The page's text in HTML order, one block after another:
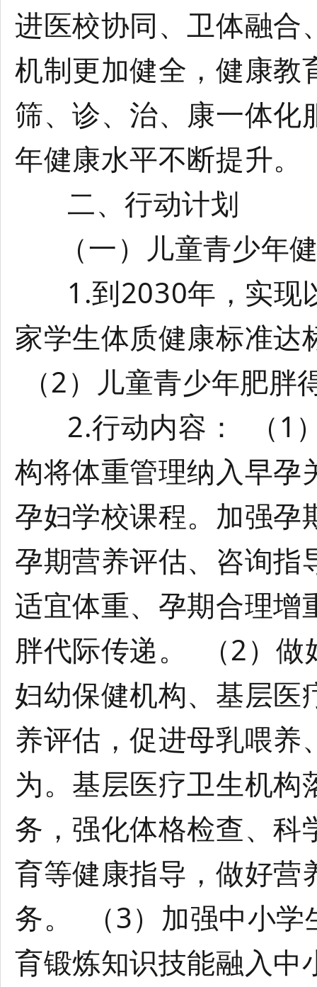
进医校协同、卫体融合
机制更加健全，健康教
筛、诊、治、康一体化
年健康水平不断提升。
二、行动计划
（一）儿童青少年
1.到2030年，实现
家学生体质健康标准达
（2）儿童青少年肥
2.行动内容： （1）
构将体重管理纳入早孕
孕妇学校课程。加强孕
孕期营养评估、咨询指
适宜体重、孕期合理增
胖代际传递。 （2）做
妇幼保健机构、基层医
养评估，促进母乳喂养
为。基层医疗卫生机
务，强化体格检查、科
育等健康指导，做好营
务。 （3）加强中小学
育锻炼知识技能融入中